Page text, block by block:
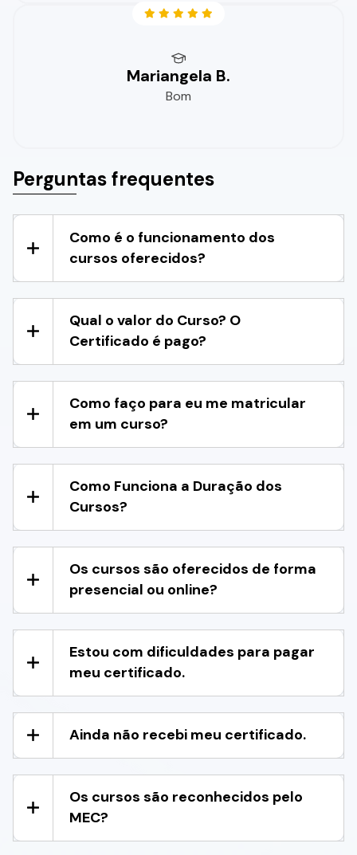
Mariangela B.
Bom
Perguntas frequentes
Como é o funcionamento dos
cursos oferecidos?
Qual o valor do Curso? O
Certificado é pago?
Como faço para eu me matricular
em um curso?
Como Funciona a Duração dos
Cursos?
Os cursos são oferecidos de forma
presencial ou online?
Estou com dificuldades para pagar
meu certificado.
Ainda não recebi meu certificado.
Os cursos são reconhecidos pelo
MEC?